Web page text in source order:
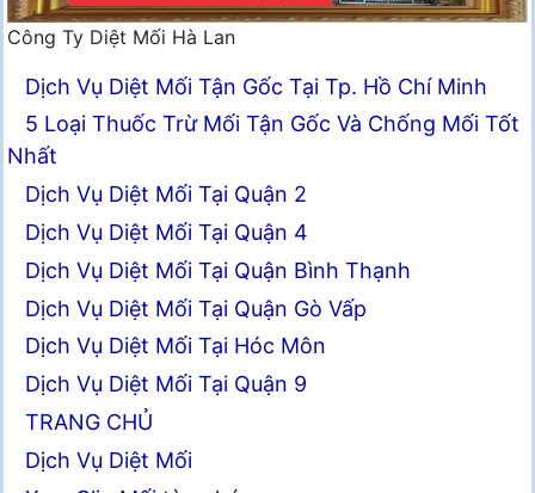
Công Ty Diệt Mối Hà Lan
Dịch Vụ Diệt Mối Tận Gốc Tại Tp. Hồ Chí Minh
5 Loại Thuốc Trừ Mối Tận Gốc Và Chống Mối Tốt
Nhất
Dịch Vụ Diệt Mối Tại Quận 2
Dịch Vụ Diệt Mối Tại Quận 4
Dịch Vụ Diệt Mối Tại Quận Bình Thạnh
Dịch Vụ Diệt Mối Tại Quận Gò Vấp
Dịch Vụ Diệt Mối Tại Hóc Môn
Dịch Vụ Diệt Mối Tại Quận 9
TRANG CHỦ
Dịch Vụ Diệt Mối